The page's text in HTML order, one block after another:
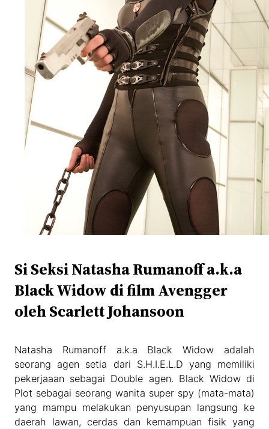
Si Seksi Natasha Rumanoff a.k.a
Black Widow di film Avengger
oleh Scarlett Johansoon
Natasha Rumanoff a.k.a Black Widow adalah
seorang agen setia dari S.H.I.E.L.D yang memiliki
pekerjaaan sebagai Double agen. Black Widow di
Plot sebagai seorang wanita super spy (mata-mata)
yang mampu melakukan penyusupan langsung ke
daerah lawan, cerdas dan kemampuan fisik yang